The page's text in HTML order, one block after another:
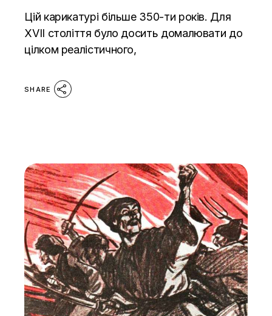
Цій карикатурі більше 350-ти років. Для
ХVII століття було досить домалювати до
цілком реалістичного,
SHARE